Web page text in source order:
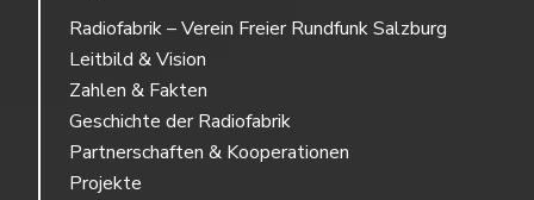
Radiofabrik – Verein Freier Rundfunk Salzburg
Leitbild & Vision
Zahlen & Fakten
Geschichte der Radiofabrik
Partnerschaften & Kooperationen
Projekte